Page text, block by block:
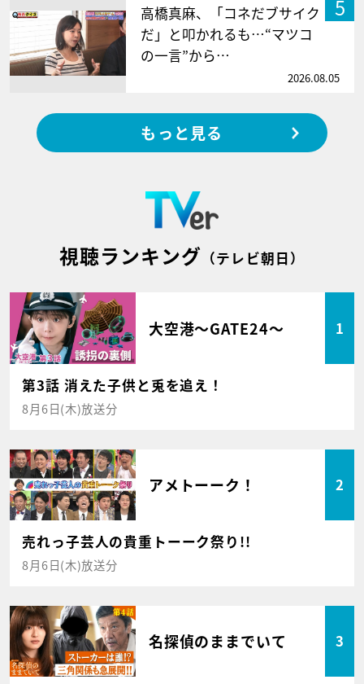
5
高橋真麻、「コネだブサイク
だ」と叩かれるも…“マツコ
の一言”から…
2026.08.05
もっと見る
視聴ランキング （テレビ朝日）
大空港～GATE24～ 1
第3話 消えた子供と兎を追え！
8月6日(木)放送分
アメトーーク！ 2
売れっ子芸人の貴重トーーク祭り!!
8月6日(木)放送分
名探偵のままでいて 3